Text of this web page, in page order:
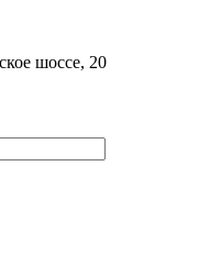
шоссе, 20